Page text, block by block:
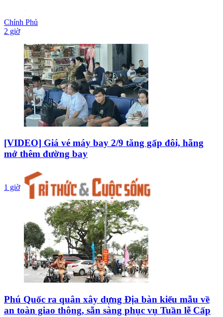
Chính Phủ
2 giờ
[VIDEO] Giá vé máy bay 2/9 tăng gấp đôi, hãng
mở thêm đường bay
1 giờ
Phú Quốc ra quân xây dựng Địa bàn kiểu mẫu về
an toàn giao thông, sẵn sàng phục vụ Tuần lễ Cấp